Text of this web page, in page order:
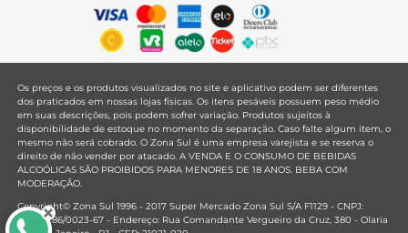
Os preços e os produtos visualizados no site e aplicativo podem ser diferentes
dos praticados em nossas lojas físicas. Os itens pesáveis possuem peso médio
em suas descrições, pois podem sofrer variação. Produtos sujeitos à
disponibilidade de estoque no momento da separação. Caso falte algum item, o
mesmo não será cobrado. O Zona Sul é uma empresa varejista e se reserva o
direito de não vender por atacado. A VENDA E O CONSUMO DE BEBIDAS
ALCOÓLICAS SÃO PROIBIDOS PARA MENORES DE 18 ANOS. BEBA COM
MODERAÇÃO.
Copyright© Zona Sul 1996 - 2017 Super Mercado Zona Sul S/A F1129 - CNPJ:
33.381.286/0023-67 - Endereço: Rua Comandante Vergueiro da Cruz, 380 - Olaria